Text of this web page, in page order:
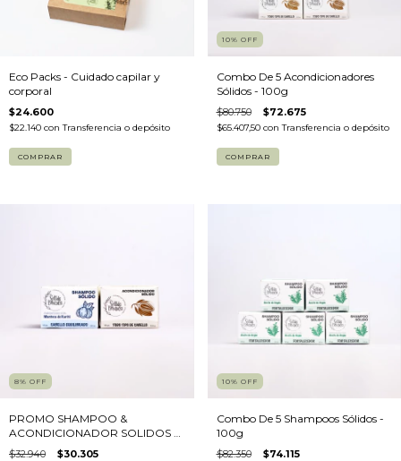
Eco Packs - Cuidado capilar y
corporal
$24.600
$22.140 con Transferencia o depósito
COMPRAR
10% OFF
Combo De 5 Acondicionadores
Sólidos - 100g
$80.750 $72.675
$65.407,50 con Transferencia o depósito
8% OFF
PROMO SHAMPOO &
ACONDICIONADOR SOLIDOS -
100g
$32.940 $30.305
10% OFF
Combo De 5 Shampoos Sólidos -
100g
$82.350 $74.115